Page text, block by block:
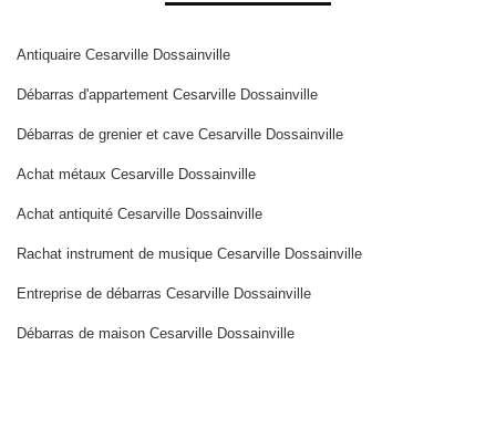
Antiquaire Cesarville Dossainville
Débarras d'appartement Cesarville Dossainville
Débarras de grenier et cave Cesarville Dossainville
Achat métaux Cesarville Dossainville
Achat antiquité Cesarville Dossainville
Rachat instrument de musique Cesarville Dossainville
Entreprise de débarras Cesarville Dossainville
Débarras de maison Cesarville Dossainville